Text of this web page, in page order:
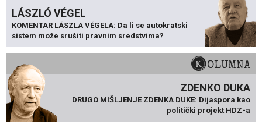
LÁSZLÓ VÉGEL
KOMENTAR LÁSZLA VÉGELA: Da li se autokratski
sistem može srušiti pravnim sredstvima?
KOLUMNA
ZDENKO DUKA
DRUGO MIŠLJENJE ZDENKA DUKE: Dijaspora kao
politički projekt HDZ-a